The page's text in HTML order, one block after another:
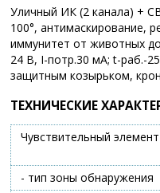
Уличный ИК (2 канала) +
100°, антимаскирование,
иммунитет от животных
24 В, I-потр.30 мА; t-раб.-
защитным козырьком,
ТЕХНИЧЕСКИЕ
Чувствительный элемент
- тип зоны обнаружения